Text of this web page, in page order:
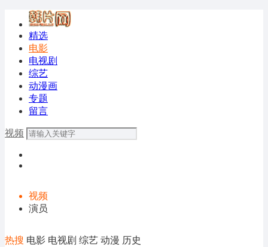
精选
电影
电视剧
综艺
动漫画
专题
留言
视频
视频
演员
热搜 电影 电视剧 综艺 动漫 历史